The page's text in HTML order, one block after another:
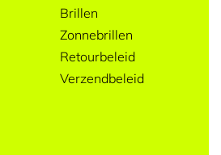
Brillen
Zonnebrillen
Retourbeleid
Verzendbeleid